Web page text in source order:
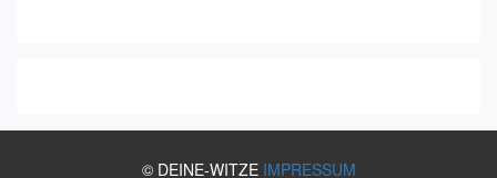
© DEINE-WITZE IMPRESSUM